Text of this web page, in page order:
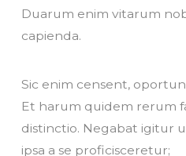
Duarum enim vitarum
capienda.
Sic enim censent,
Et harum quidem rerum
distinctio. Negabat igitur
ipsa a se proficisceretur;